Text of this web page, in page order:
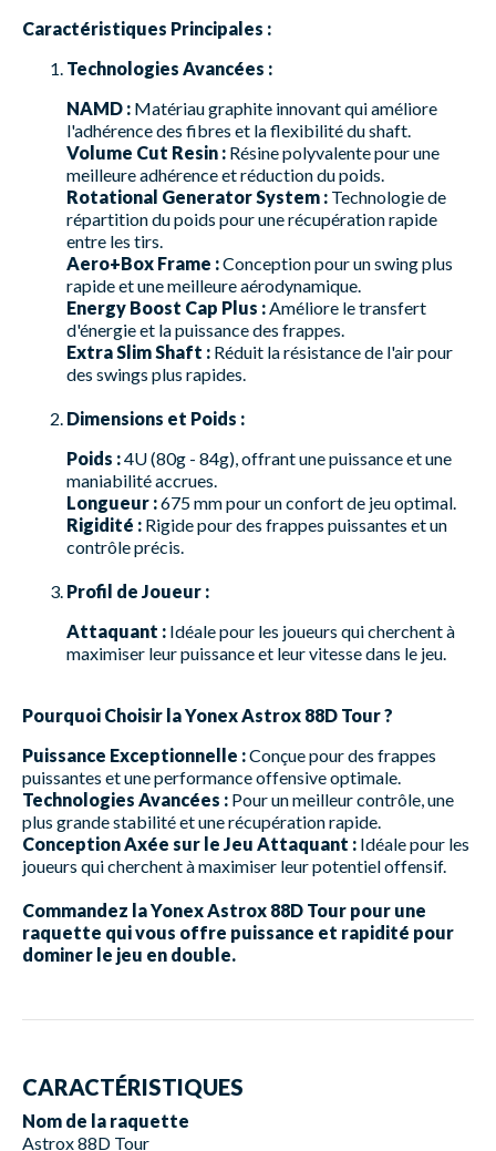
Caractéristiques Principales :
Technologies Avancées :
NAMD : Matériau graphite innovant qui améliore
l'adhérence des fibres et la flexibilité du shaft.
Volume Cut Resin : Résine polyvalente pour une
meilleure adhérence et réduction du poids.
Rotational Generator System : Technologie de
répartition du poids pour une récupération rapide
entre les tirs.
Aero+Box Frame :Conception pour un swing plus
rapide et une meilleure aérodynamique.
Energy Boost Cap Plus : Améliore le transfert
d'énergie et la puissance des frappes.
Extra Slim Shaft : Réduit la résistance de l'air pour
des swings plus rapides.
Dimensions et Poids :
Poids :4U (80g - 84g), offrant une puissance et une
maniabilité accrues.
Longueur :675 mm pour un confort de jeu optimal.
Rigidité : Rigide pour des frappes puissantes et un
contrôle précis.
Profil de Joueur :
Attaquant : Idéale pour les joueurs qui cherchent à
maximiser leur puissance et leur vitesse dans le jeu.
Pourquoi Choisir la Yonex Astrox 88D Tour ?
Puissance Exceptionnelle :Conçue pour des frappes
puissantes et une performance offensive optimale.
Technologies Avancées : Pour un meilleur contrôle, une
plus grande stabilité et une récupération rapide.
Conception Axée sur le Jeu Attaquant : Idéale pour les
joueurs qui cherchent à maximiser leur potentiel offensif.
Commandez la Yonex Astrox 88D Tour pour une
raquette qui vous offre puissance et rapidité pour
dominer le jeu en double.
CARACTÉRISTIQUES
Nom de la raquette
Astrox 88D Tour